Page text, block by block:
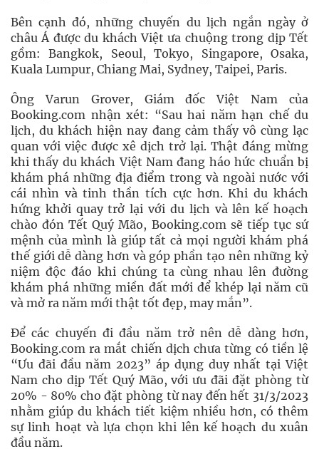
Bên cạnh đó, những chuyến du lịch ngắn ngày ở
châu Á được du khách Việt ưa chuộng trong dịp Tết
gồm: Bangkok, Seoul, Tokyo, Singapore, Osaka,
Kuala Lumpur, Chiang Mai, Sydney, Taipei, Paris.
Ông Varun Grover, Giám đốc Việt Nam của
Booking.com nhận xét: “Sau hai năm hạn chế du
lịch, du khách hiện nay đang cảm thấy vô cùng lạc
quan với việc được xê dịch trở lại. Thật đáng mừng
khi thấy du khách Việt Nam đang háo hức chuẩn bị
khám phá những địa điểm trong và ngoài nước với
cái nhìn và tinh thần tích cực hơn. Khi du khách
hứng khởi quay trở lại với du lịch và lên kế hoạch
chào đón Tết Quý Mão, Booking.com sẽ tiếp tục sứ
mệnh của mình là giúp tất cả mọi người khám phá
thế giới dễ dàng hơn và góp phần tạo nên những kỷ
niệm độc đáo khi chúng ta cùng nhau lên đường
khám phá những miền đất mới để khép lại năm cũ
và mở ra năm mới thật tốt đẹp, may mắn”.
Để các chuyến đi đầu năm trở nên dễ dàng hơn,
Booking.com ra mắt chiến dịch chưa từng có tiền lệ
“Ưu đãi đầu năm 2023” áp dụng duy nhất tại Việt
Nam cho dịp Tết Quý Mão, với ưu đãi đặt phòng từ
20% - 80% cho đặt phòng từ nay đến hết 31/3/2023
nhằm giúp du khách tiết kiệm nhiều hơn, có thêm
sự linh hoạt và lựa chọn khi lên kế hoạch du xuân
đầu năm.